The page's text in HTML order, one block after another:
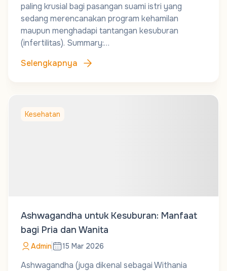
paling krusial bagi pasangan suami istri yang
sedang merencanakan program kehamilan
maupun menghadapi tantangan kesuburan
(infertilitas). Summary:…
Selengkapnya
Kesehatan
Ashwagandha untuk Kesuburan: Manfaat
bagi Pria dan Wanita
Admin 15 Mar 2026
Ashwagandha (juga dikenal sebagai Withania